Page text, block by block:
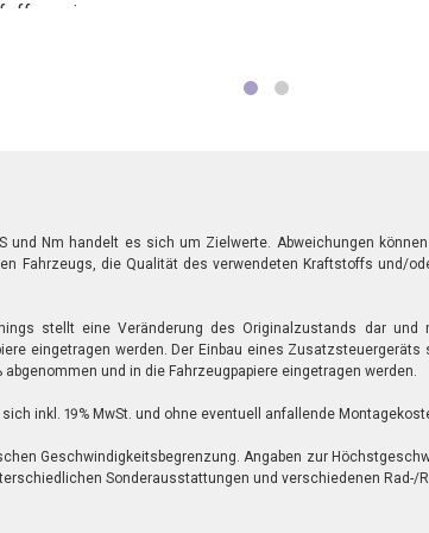
in
und 439
Firma
und Nm handelt es sich um Zielwerte. Abweichungen
Fahrzeugs, die Qualität des verwendeten Kraftstoffs und/
stellt eine Veränderung des Originalzustands dar und
eingetragen werden. Der Einbau eines
abgenommen und in die Fahrzeugpapiere eingetragen werden.
inkl. 19% MwSt. und ohne eventuell anfallende
Geschwindigkeitsbegrenzung. Angaben zur
Sonderausstattungen und verschiedenen Rad-/